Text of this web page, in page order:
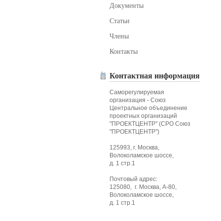
Документы
Статьи
Члены
Контакты
Контактная информация
Саморегулируемая
организация - Союз
Центральное объединение
проектных организаций
"ПРОЕКТЦЕНТР" (СРО Союз
"ПРОЕКТЦЕНТР")
125993, г. Москва,
Волоколамское шоссе,
д. 1 стр.1
Почтовый адрес:
125080, г. Москва, А-80,
Волоколамское шоссе,
д. 1 стр.1